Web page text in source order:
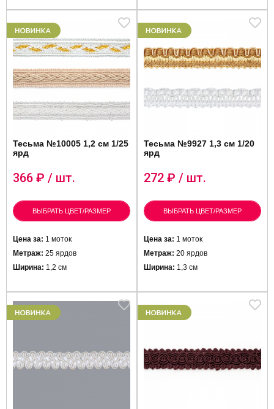
Тесьма №10005 1,2 см 1/25
ярд
366 ₽ / шт.
ВЫБРАТЬ ЦВЕТ/РАЗМЕР
Цена за: 1 моток
Метраж: 25 ярдов
Ширина: 1,2 см
Тесьма №9927 1,3 см 1/20
ярд
272 ₽ / шт.
ВЫБРАТЬ ЦВЕТ/РАЗМЕР
Цена за: 1 моток
Метраж: 20 ярдов
Ширина: 1,3 см